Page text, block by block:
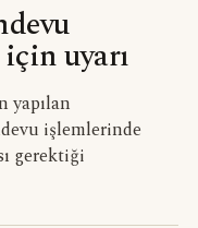
uyarı
yapılan
işlemlerinde
gerektiği